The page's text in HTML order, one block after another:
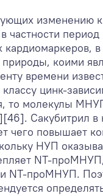
изменению
частности
коими
времени
цинк-
то молекулы
Сакубитрил в
чего повышает
НУП
NТ-
NТ-проМНУП.